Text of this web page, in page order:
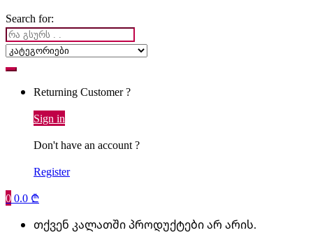
Search for:
Returning Customer ?
Sign in
Don't have an account ?
Register
00.0 ₾
თქვენ კალათში პროდუქტები არ არის.